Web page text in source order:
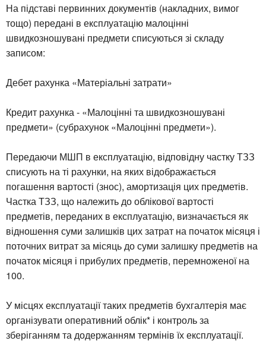
На підставі первинних документів (накладних, вимог
тощо) передані в експлуатацію малоцінні
швидкозношувані предмети списуються зі складу
записом:
Дебет рахунка «Матеріальні затрати»
Кредит рахунка - «Малоцінні та швидкозношувані
предмети» (субрахунок «Малоцінні предмети»).
Передаючи МШП в експлуатацію, відповідну частку ТЗЗ
списують на ті рахунки, на яких відображається
погашення вартості (знос), амортизація цих предметів.
Частка ТЗЗ, що належить до облікової вартості
предметів, переданих в експлуатацію, визначається як
відношення суми залишків цих затрат на початок місяця і
поточних витрат за місяць до суми залишку предметів на
початок місяця і прибулих предметів, перемноженої на
100.
У місцях експлуатації таких предметів бухгалтерія має
організувати оперативний облік* і контроль за
зберіганням та додержанням термінів їх експлуатації.